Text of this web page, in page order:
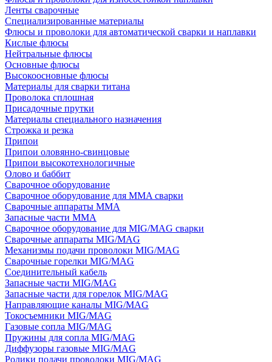
Ленты сварочные
Специализированные материалы
Флюсы и проволоки для автоматической сварки и наплавки
Кислые флюсы
Нейтральные флюсы
Основные флюсы
Высокоосновные флюсы
Материалы для сварки титана
Проволока сплошная
Присадочные прутки
Материалы специального назначения
Строжка и резка
Припои
Припои оловянно-свинцовые
Припои высокотехнологичные
Олово и баббит
Сварочное оборудование
Сварочное оборудование для MMA сварки
Сварочные аппараты MMA
Запасные части MMA
Сварочное оборудование для MIG/MAG сварки
Сварочные аппараты MIG/MAG
Механизмы подачи проволоки MIG/MAG
Сварочные горелки MIG/MAG
Соединительный кабель
Запасные части MIG/MAG
Запасные части для горелок MIG/MAG
Направляющие каналы MIG/MAG
Токосъемники MIG/MAG
Газовые сопла MIG/MAG
Пружины для сопла MIG/MAG
Диффузоры газовые MIG/MAG
Ролики подачи проволоки MIG/MAG